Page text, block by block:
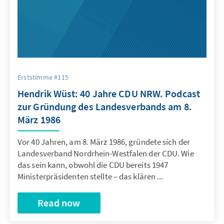
Erststimme #115
Hendrik Wüst: 40 Jahre CDU NRW. Podcast
zur Gründung des Landesverbands am 8.
März 1986
Vor 40 Jahren, am 8. März 1986, gründete sich der
Landesverband Nordrhein-Westfalen der CDU. Wie
das sein kann, obwohl die CDU bereits 1947
Ministerpräsidenten stellte – das klären ...
Read now